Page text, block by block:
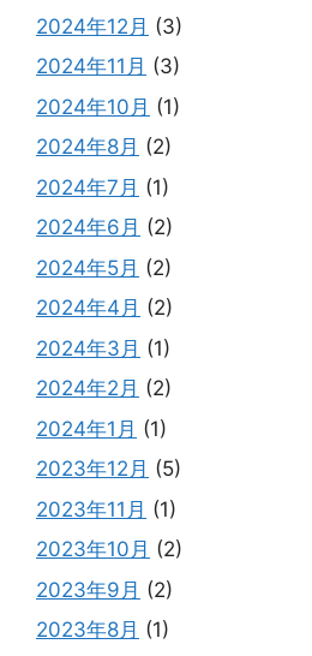
2024年12月 (3)
2024年11月 (3)
2024年10月 (1)
2024年8月 (2)
2024年7月 (1)
2024年6月 (2)
2024年5月 (2)
2024年4月 (2)
2024年3月 (1)
2024年2月 (2)
2024年1月 (1)
2023年12月 (5)
2023年11月 (1)
2023年10月 (2)
2023年9月 (2)
2023年8月 (1)